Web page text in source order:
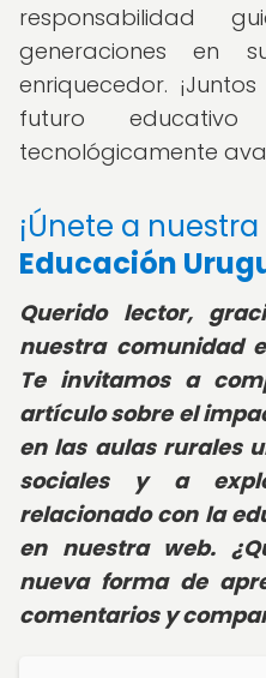
responsabilidad
generaciones en
enriquecedor.
futuro
tecnológicamente
¡Únete a
Educación
Querido lector,
nuestra comunidad
Te invitamos a
artículo sobre el
en las aulas rurales
sociales y a
relacionado con la
en nuestra web.
nueva forma de
comentarios y